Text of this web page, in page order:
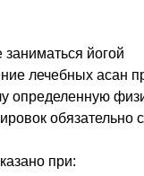
йогой
лечебных асан
определенную
обязательно
при: